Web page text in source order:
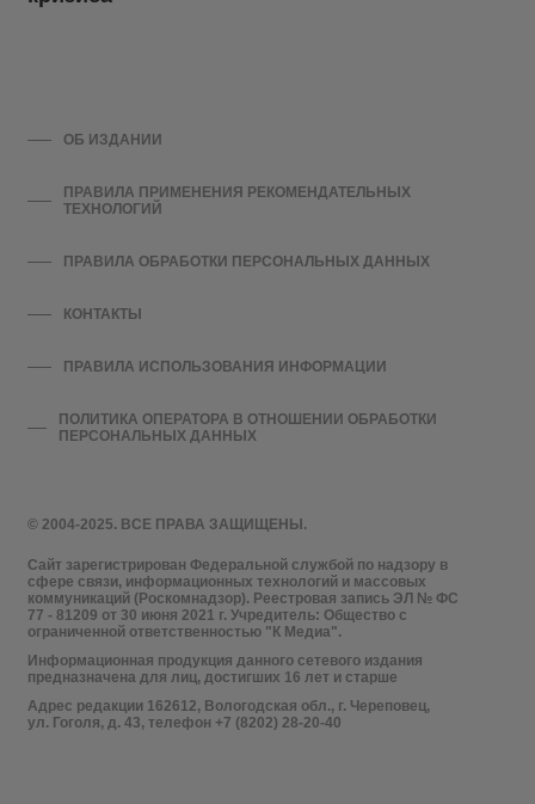
© 2004-2025. ВСЕ ПРАВА ЗАЩИЩЕНЫ.
Сайт зарегистрирован Федеральной службой по надзору в
сфере связи, информационных технологий и массовых
коммуникаций (Роскомнадзор). Реестровая запись ЭЛ № ФС
77 - 81209 от 30 июня 2021 г. Учредитель: Общество с
ограниченной ответственностью "К Медиа".
Информационная продукция данного сетевого издания
предназначена для лиц, достигших 16 лет и старше
Адрес редакции 162612, Вологодская обл., г. Череповец,
ул. Гоголя, д. 43, телефон +7 (8202) 28-20-40
ОБ ИЗДАНИИ
ПРАВИЛА ПРИМЕНЕНИЯ РЕКОМЕНДАТЕЛЬНЫХ
ТЕХНОЛОГИЙ
ПРАВИЛА ОБРАБОТКИ ПЕРСОНАЛЬНЫХ ДАННЫХ
КОНТАКТЫ
ПРАВИЛА ИСПОЛЬЗОВАНИЯ ИНФОРМАЦИИ
ПОЛИТИКА ОПЕРАТОРА В ОТНОШЕНИИ ОБРАБОТКИ
ПЕРСОНАЛЬНЫХ ДАННЫХ